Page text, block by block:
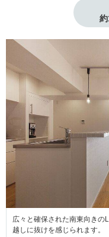
広々と確保された南東向きの
越しに抜けを感じられます。